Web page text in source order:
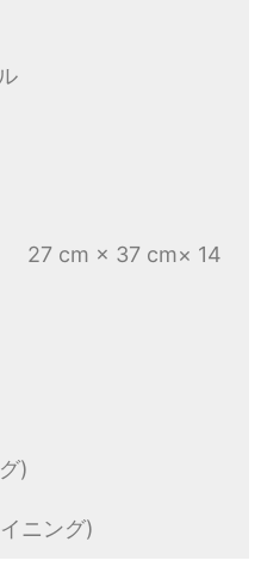
27 cm × 37 cm× 14
)
ニング)